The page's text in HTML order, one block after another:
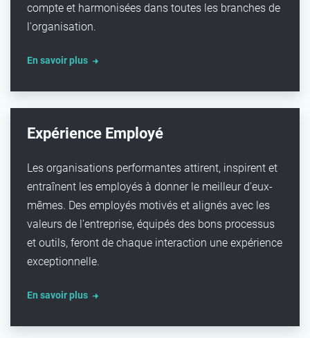
compte et harmonisées dans toutes les branches de
l'organisation.
En savoir plus
Expérience Employé
Les organisations performantes attirent, inspirent et
entraînent les employés à donner le meilleur d'eux-
mêmes. Des employés motivés et alignés avec les
valeurs de l'entreprise, équipés des bons processus
et outils, feront de chaque interaction une expérience
exceptionnelle.
En savoir plus